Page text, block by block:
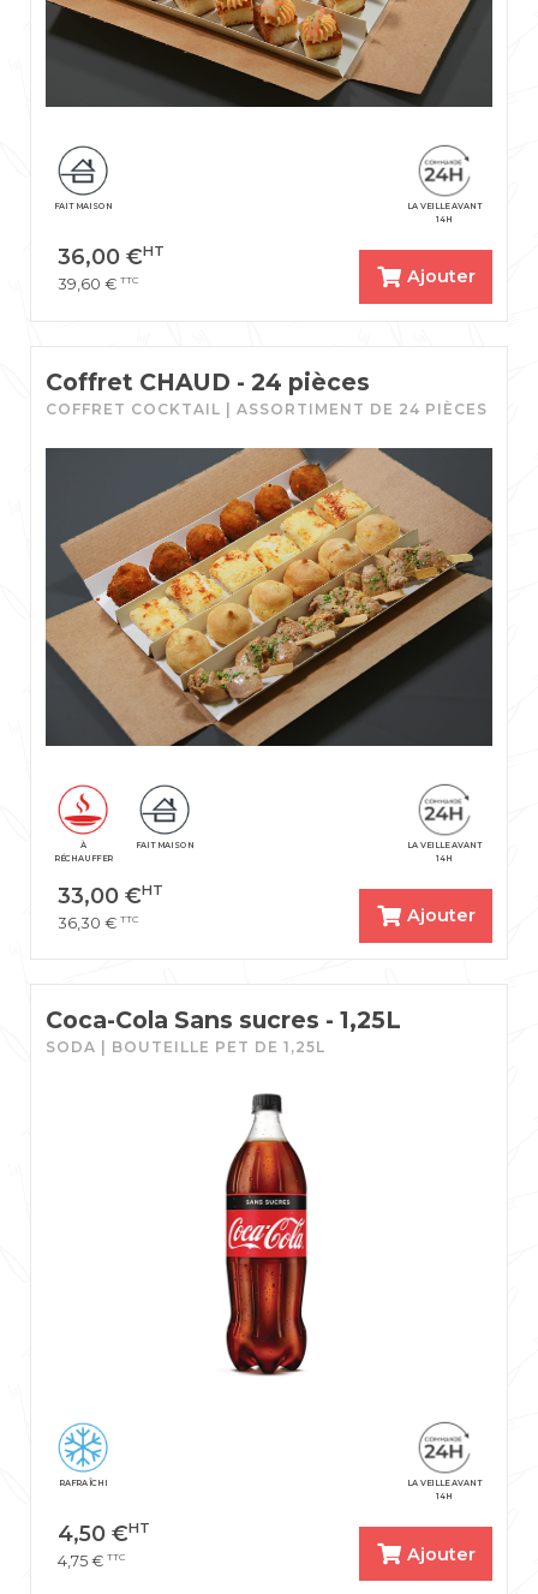
LA VEILLE AVANT
14H
FAIT MAISON
36,00 €HT
39,60 € TTC Ajouter
Coffret CHAUD - 24 pièces
COFFRET COCKTAIL | ASSORTIMENT DE 24 PIÈCES
LA VEILLE AVANT
14H
À
RÉCHAUFFER
FAIT MAISON
33,00 €HT
36,30 € TTC Ajouter
Coca-Cola Sans sucres - 1,25L
SODA | BOUTEILLE PET DE 1,25L
LA VEILLE AVANT
14H
RAFRAÎCHI
4,50 €HT
4,75 € TTC Ajouter